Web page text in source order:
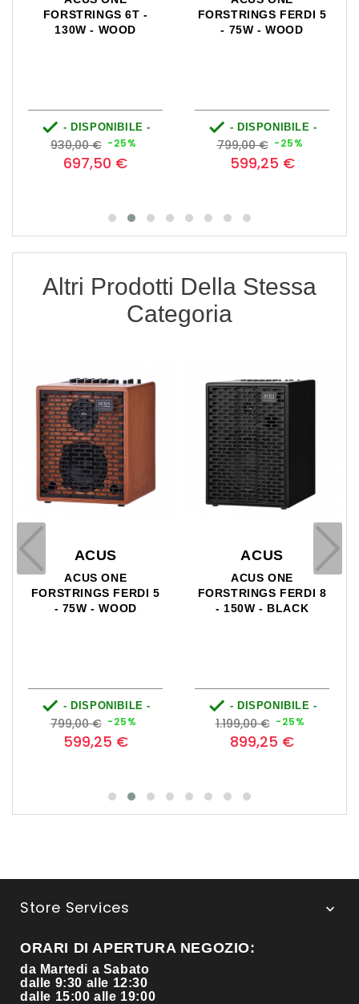
FORSTRINGS 6T -
130W - WOOD
 - DISPONIBILE -
Prezzo
base
930,00 € -25%
697,50 €
FORSTRINGS FERDI 5
- 75W - WOOD
 - DISPONIBILE -
Prezzo
base
799,00 € -25%
599,25 €
Altri Prodotti Della Stessa
Categoria
ACUS
ACUS ONE
FORSTRINGS FERDI 5
- 75W - WOOD
 - DISPONIBILE -
Prezzo
base
799,00 € -25%
599,25 €
ACUS
ACUS ONE
FORSTRINGS FERDI 8
- 150W - BLACK
 - DISPONIBILE -
Prezzo
base
1.199,00 € -25%
899,25 €
Store Services 
ORARI DI APERTURA NEGOZIO:
da Martedi a Sabato
dalle 9:30 alle 12:30
dalle 15:00 alle 19:00